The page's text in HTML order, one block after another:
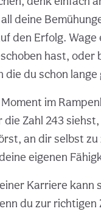
deine
den Erfolg.
hast, oder
die du schon
im
die Zahl 243
an dir selbst zu
eigenen
Karriere kann
du zur richtigen